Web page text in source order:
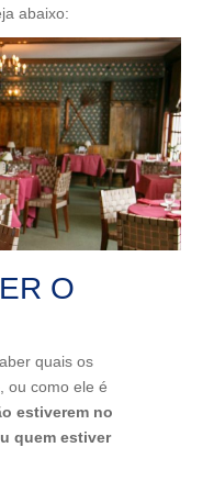
abaixo:
O
quais os
ou como ele é
estiverem no
quem estiver